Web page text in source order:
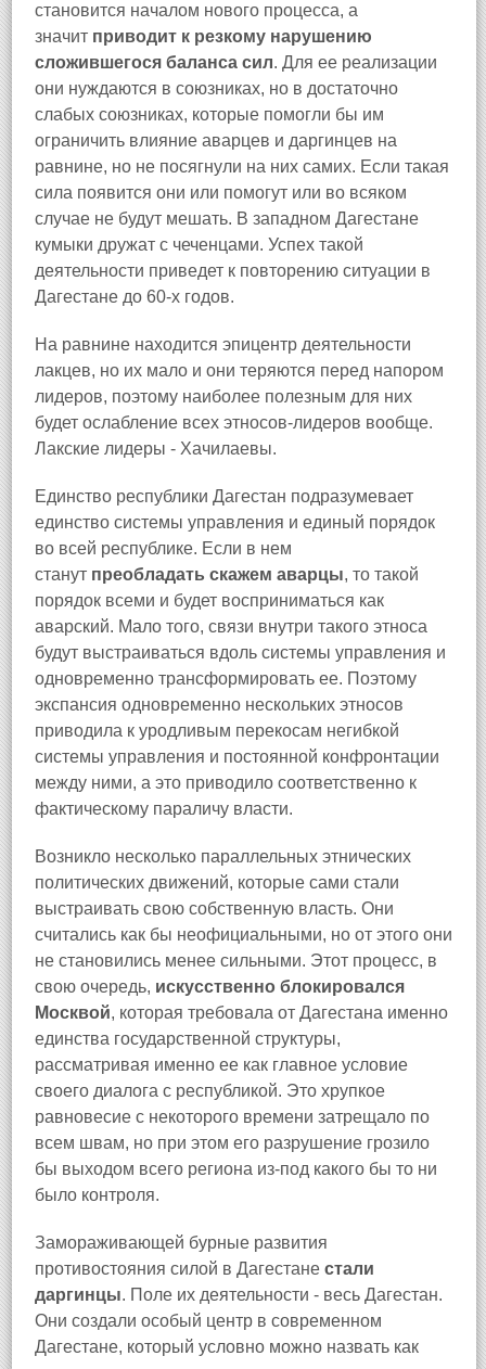
становится началом нового процесса, а
значит приводит к резкому нарушению
сложившегося баланса сил. Для ее реализации
они нуждаются в союзниках, но в достаточно
слабых союзниках, которые помогли бы им
ограничить влияние аварцев и даргинцев на
равнине, но не посягнули на них самих. Если такая
сила появится они или помогут или во всяком
случае не будут мешать. В западном Дагестане
кумыки дружат с чеченцами. Успех такой
деятельности приведет к повторению ситуации в
Дагестане до 60-х годов.
На равнине находится эпицентр деятельности
лакцев, но их мало и они теряются перед напором
лидеров, поэтому наиболее полезным для них
будет ослабление всех этносов-лидеров вообще.
Лакские лидеры - Хачилаевы.
Единство республики Дагестан подразумевает
единство системы управления и единый порядок
во всей республике. Если в нем
станут преобладать скажем аварцы, то такой
порядок всеми и будет восприниматься как
аварский. Мало того, связи внутри такого этноса
будут выстраиваться вдоль системы управления и
одновременно трансформировать ее. Поэтому
экспансия одновременно нескольких этносов
приводила к уродливым перекосам негибкой
системы управления и постоянной конфронтации
между ними, а это приводило соответственно к
фактическому параличу власти.
Возникло несколько параллельных этнических
политических движений, которые сами стали
выстраивать свою собственную власть. Они
считались как бы неофициальными, но от этого они
не становились менее сильными. Этот процесс, в
свою очередь, искусственно блокировался
Москвой, которая требовала от Дагестана именно
единства государственной структуры,
рассматривая именно ее как главное условие
своего диалога с республикой. Это хрупкое
равновесие с некоторого времени затрещало по
всем швам, но при этом его разрушение грозило
бы выходом всего региона из-под какого бы то ни
было контроля.
Замораживающей бурные развития
противостояния силой в Дагестане стали
даргинцы. Поле их деятельности - весь Дагестан.
Они создали особый центр в современном
Дагестане, который условно можно назвать как